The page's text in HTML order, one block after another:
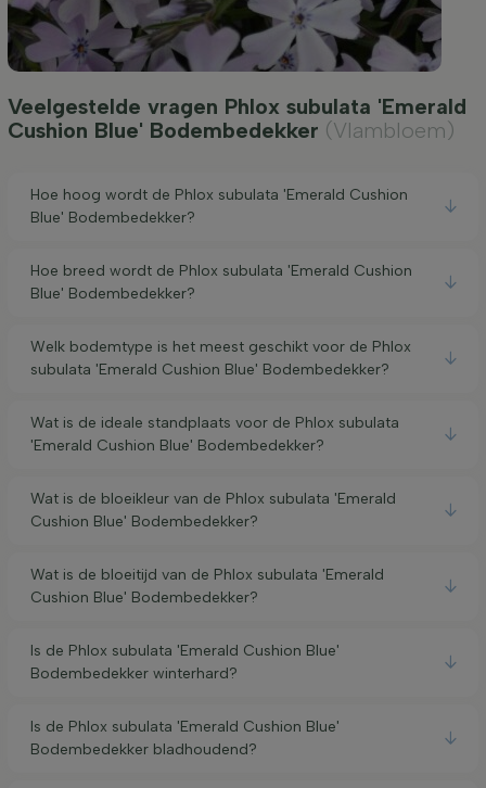
Veelgestelde vragen Phlox subulata 'Emerald
Cushion Blue' Bodembedekker (Vlambloem)
Hoe hoog wordt de Phlox subulata 'Emerald Cushion
Blue' Bodembedekker?
Hoe breed wordt de Phlox subulata 'Emerald Cushion
Blue' Bodembedekker?
Welk bodemtype is het meest geschikt voor de Phlox
subulata 'Emerald Cushion Blue' Bodembedekker?
Wat is de ideale standplaats voor de Phlox subulata
'Emerald Cushion Blue' Bodembedekker?
Wat is de bloeikleur van de Phlox subulata 'Emerald
Cushion Blue' Bodembedekker?
Wat is de bloeitijd van de Phlox subulata 'Emerald
Cushion Blue' Bodembedekker?
Is de Phlox subulata 'Emerald Cushion Blue'
Bodembedekker winterhard?
Is de Phlox subulata 'Emerald Cushion Blue'
Bodembedekker bladhoudend?